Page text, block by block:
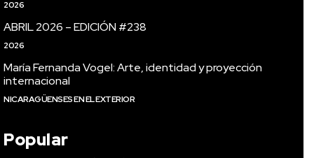
2026
ABRIL 2026 – EDICIÓN #238
2026
María Fernanda Vogel: Arte, identidad y proyección
internacional
NICARAGÜENSES EN EL EXTERIOR
Popular